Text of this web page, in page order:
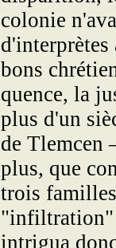
colonie
d'interprètes
bons
quence, la
plus d'un
de Tlemcen
plus, que
trois
"infiltration"
intrigua